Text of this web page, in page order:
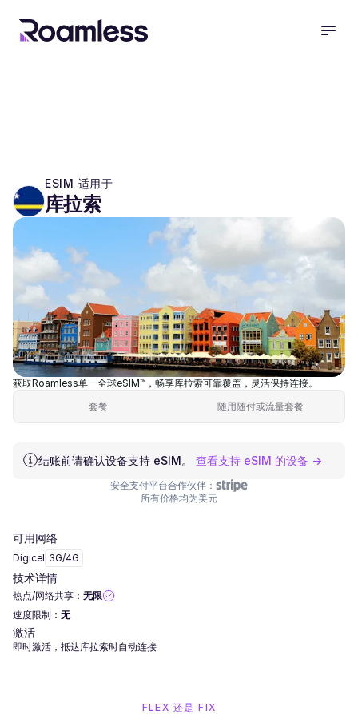
ESIM 适用于
库拉索
获取Roamless单一全球eSIM™，畅享库拉索可靠覆盖，灵活保持连接。
套餐
随用随付或流量套餐
结账前请确认设备支持 eSIM。 查看支持 eSIM 的设备 →
安全支付平台合作伙伴：
所有价格均为美元
可用网络
Digicel 3G/4G
技术详情
热点/网络共享： 无限
速度限制： 无
激活
即时激活，抵达库拉索时自动连接
FLEX 还是 FIX